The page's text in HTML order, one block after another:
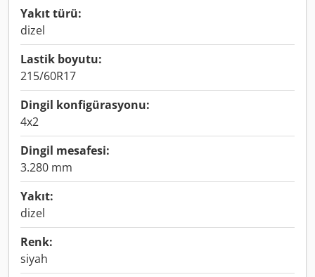
Yakıt türü:
dizel
Lastik boyutu:
215/60R17
Dingil konfigürasyonu:
4x2
Dingil mesafesi:
3.280 mm
Yakıt:
dizel
Renk:
siyah